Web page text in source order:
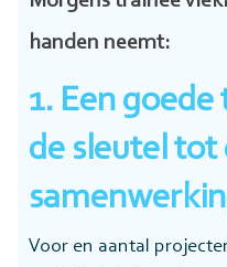
handen neemt:
1. Een
de sleutel tot
Voor en aantal